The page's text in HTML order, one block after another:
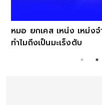
หมอ ยกเคส เหน่ง เหม่ง
ทำไมถึงเป็นมะเร็งตับ